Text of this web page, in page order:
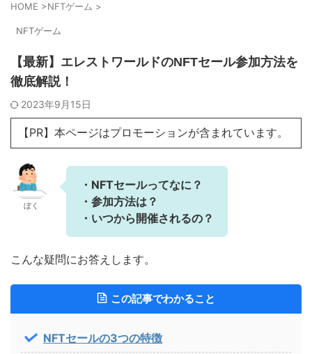
HOME >NFTゲーム >
NFTゲーム
【最新】エレストワールドのNFTセール参加方法を
徹底解説！
2023年9月15日
【PR】本ページはプロモーションが含まれています。
ぼく
・ NFTセールってなに？
・ 参加方法は？
・いつから開催されるの？
こんな疑問にお答えします。
この記事でわかること
NFTセールの3つの特徴